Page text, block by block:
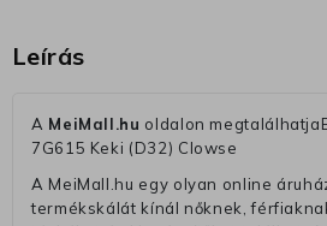
Leírás
A MeiMall.hu oldalon
7G615 Keki (D32) Clowse
A MeiMall.hu egy olyan online
termékskálát kínál nőknek,